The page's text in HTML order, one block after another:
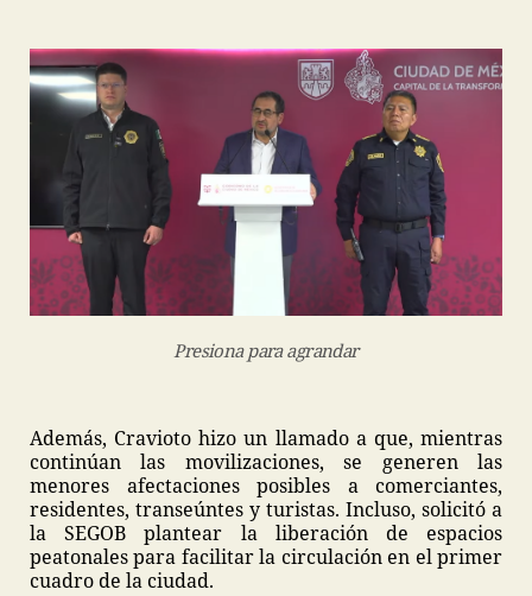
Presiona para agrandar
Además, Cravioto hizo un llamado a que, mientras
continúan las movilizaciones, se generen las
menores afectaciones posibles a comerciantes,
residentes, transeúntes y turistas. Incluso, solicitó a
la SEGOB plantear la liberación de espacios
peatonales para facilitar la circulación en el primer
cuadro de la ciudad.